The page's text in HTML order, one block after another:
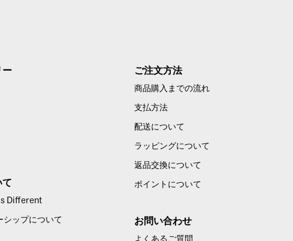
ー
て
Different
シップについて
ご注文方法
商品購入までの流れ
支払方法
配送について
ラッピングについて
返品交換について
ポイントについて
お問い合わせ
よくあるご質問